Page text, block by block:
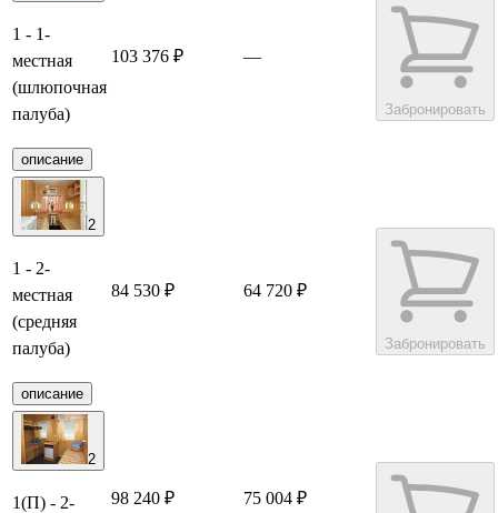
1 - 1-
местная
(шлюпочная
палуба)
описание
103 376 ₽ —
Забронировать
2
1 - 2-
местная
(средняя
палуба)
описание
84 530 ₽ 64 720 ₽
Забронировать
2
1(П) - 2-
98 240 ₽
75 004 ₽